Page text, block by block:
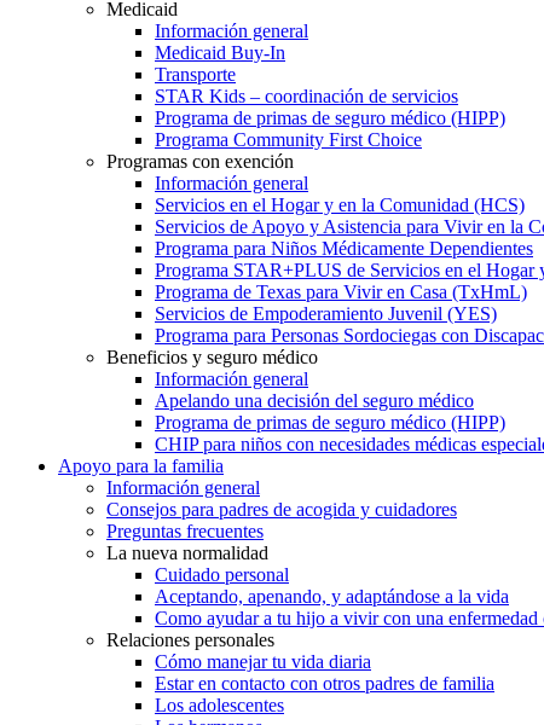
Medicaid
Información general
Medicaid Buy-In
Transporte
STAR Kids – coordinación de servicios
Programa de primas de seguro médico (HIPP)
Programa Community First Choice
Programas con exención
Información general
Servicios en el Hogar y en la Comunidad (HCS)
Servicios de Apoyo y Asistencia para Vivir en la
Programa para Niños Médicamente Dependientes
Programa STAR+PLUS de Servicios en el
Programa de Texas para Vivir en Casa (TxHmL)
Servicios de Empoderamiento Juvenil (YES)
Programa para Personas Sordociegas con
Beneficios y seguro médico
Información general
Apelando una decisión del seguro médico
Programa de primas de seguro médico (HIPP)
CHIP para niños con necesidades médicas
Apoyo para la familia
Información general
Consejos para padres de acogida y cuidadores
Preguntas frecuentes
La nueva normalidad
Cuidado personal
Aceptando, apenando, y adaptándose a la vida
Como ayudar a tu hijo a vivir con una enfermedad
Relaciones personales
Cómo manejar tu vida diaria
Estar en contacto con otros padres de familia
Los adolescentes